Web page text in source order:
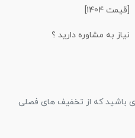
[قیمت 1404]
نیاز به مشاوره دارید ؟
باشید که از تخفیف های فصلی